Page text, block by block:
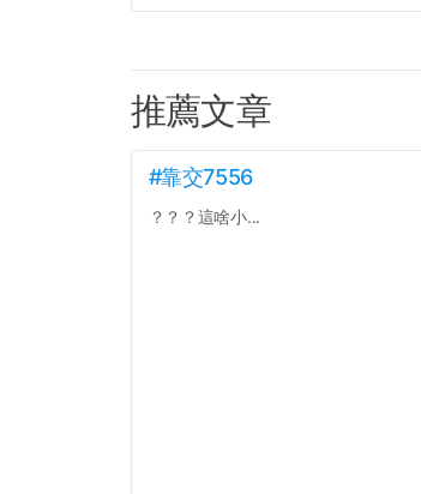
推薦文章
#靠交7556
？？？這啥小...